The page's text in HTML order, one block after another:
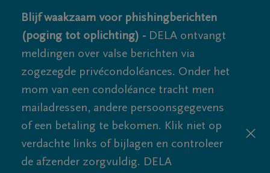
Blijf waakzaam voor phishingberichten
(poging tot oplichting) - DELA ontvangt
meldingen over valse berichten via
zogezegde privécondoléances. Onder het
mom van een condoléance tracht men
mailadressen, andere persoonsgegevens
of een betaling te bekomen. Klik niet op
verdachte links of bijlagen en controleer
de afzender zorgvuldig. DELA